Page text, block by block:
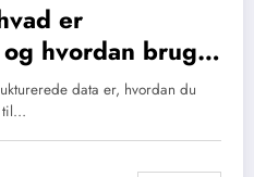
er
hvordan bruger
data er, hvordan du
til…